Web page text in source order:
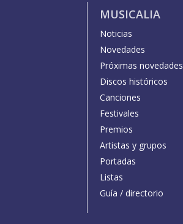
MUSICALIA
Noticias
Novedades
Próximas novedades
Discos históricos
Canciones
Festivales
Premios
Artistas y grupos
Portadas
Listas
Guía / directorio